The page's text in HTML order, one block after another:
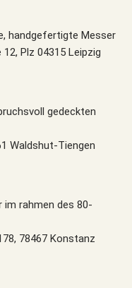
handgefertigte Messer
Plz 04315 Leipzig
gedeckten
Waldshut-Tiengen
im rahmen des 80-
78467 Konstanz